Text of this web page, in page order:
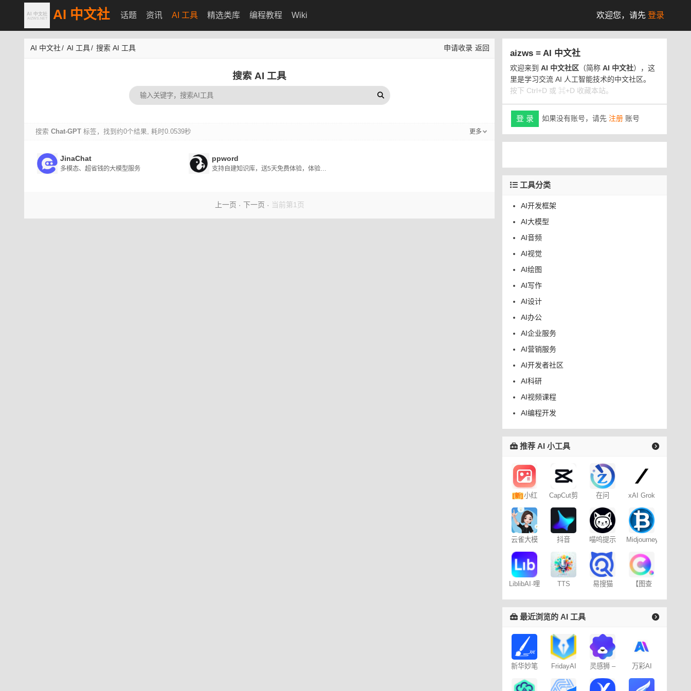
AI 中文社 话题 资讯 AI 工具 精选类库 编程教程 Wiki 欢迎您， 请先 登录
AI 中文社/ AI 工具/ 搜索 AI 工具 申请收录 返回
搜索 AI 工具
搜索 Chat-GPT 标签，找到约0个结果, 耗时0.0539秒 更多
JinaChat
多模态、超省钱的大模型服务
ppword
支持自建知识库，送5天免费体验，体验期间不限量对话。
上一页 · 下一页 · 当前第1页
aizws = AI 中文社
欢迎来到 AI 中文社区 （简称 AI 中文社），这
里是学习交流 AI 人工智能技术的中文社区。
按下 Ctrl+D 或 ⌘+D 收藏本站。
登 录 如果没有账号，请先 注册 账号
工具分类
AI开发框架
AI大模型
AI音频
AI视觉
AI绘图
AI写作
AI设计
AI办公
AI企业服务
AI营销服务
AI开发者社区
AI科研
AI视频课程
AI编程开发
推荐 AI 小工具
[新] 小红
书图文笔
记
CapCut剪
在问 xAI Grok
云雀大模
抖音
– 免费
喵呜提示
Midjourney
（咒语）
生成器
LiblibAI·哩
TTS
易搜猫
【图查
最近浏览的 AI 工具
新华妙笔
FridayAI
灵感狮 –
作
万彩AI